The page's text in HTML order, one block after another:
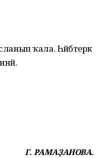
ҡала. Һәйбәтерәк
Г. РАМАҘАНОВА.